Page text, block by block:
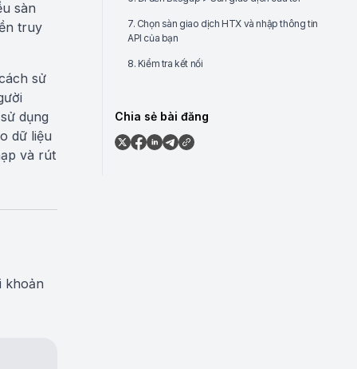
sàn
truy
sử
dụng
dữ liệu
và rút
khoản
7. Chọn sàn giao dịch HTX và nhập thông tin
API của bạn
8. Kiểm tra kết nối
Chia sẻ bài đăng